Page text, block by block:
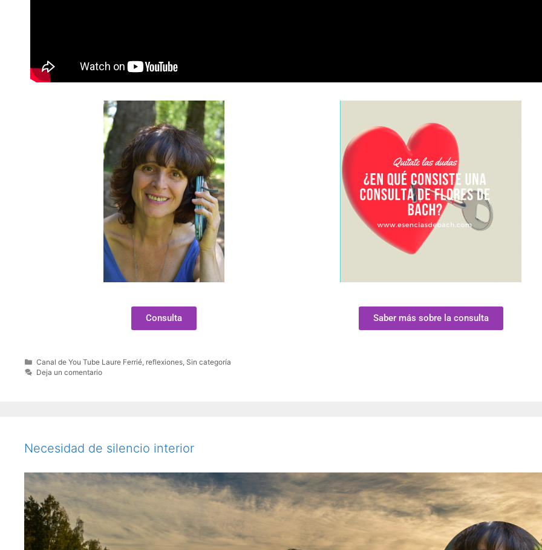
Consulta Saber más sobre la consulta
Canal de You Tube Laure Ferrié reflexiones Sin categoría
Deja un comentario
Necesidad de silencio interior